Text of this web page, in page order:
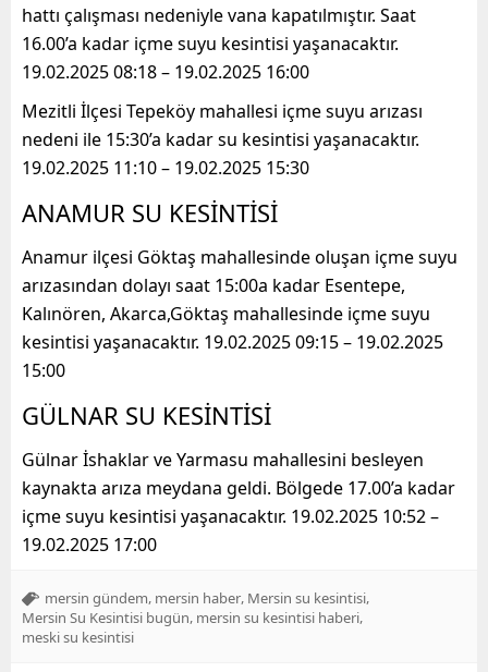
hattı çalışması nedeniyle vana kapatılmıştır. Saat
16.00’a kadar içme suyu kesintisi yaşanacaktır.
19.02.2025 08:18 – 19.02.2025 16:00
Mezitli İlçesi Tepeköy mahallesi içme suyu arızası
nedeni ile 15:30’a kadar su kesintisi yaşanacaktır.
19.02.2025 11:10 – 19.02.2025 15:30
ANAMUR SU KESİNTİSİ
Anamur ilçesi Göktaş mahallesinde oluşan içme suyu
arızasından dolayı saat 15:00a kadar Esentepe,
Kalınören, Akarca,Göktaş mahallesinde içme suyu
kesintisi yaşanacaktır. 19.02.2025 09:15 – 19.02.2025
15:00
GÜLNAR SU KESİNTİSİ
Gülnar İshaklar ve Yarmasu mahallesini besleyen
kaynakta arıza meydana geldi. Bölgede 17.00’a kadar
içme suyu kesintisi yaşanacaktır. 19.02.2025 10:52 –
19.02.2025 17:00
mersin gündem, mersin haber, Mersin su kesintisi,
Mersin Su Kesintisi bugün, mersin su kesintisi haberi,
meski su kesintisi